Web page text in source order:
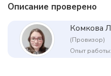
Описание проверено
Комкова
(Провизор)
Опыт